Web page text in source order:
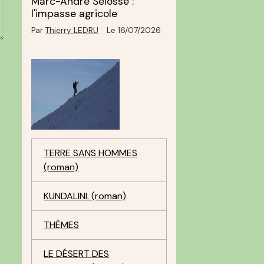
l'impasse agricole
ParThierry LEDRU Le 16/07/2026
TERRE SANS HOMMES
(roman)
KUNDALINI. (roman)
THÈMES
LE DÉSERT DES